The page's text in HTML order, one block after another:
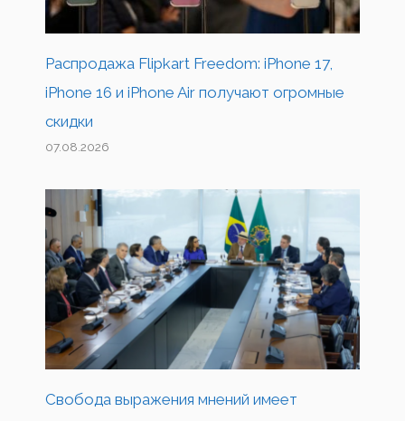
Распродажа Flipkart Freedom: iPhone 17,
iPhone 16 и iPhone Air получают огромные
скидки
07.08.2026
Свобода выражения мнений имеет